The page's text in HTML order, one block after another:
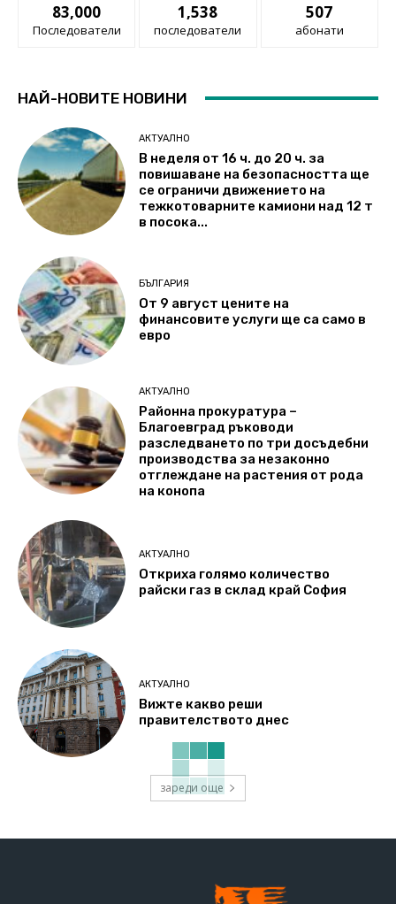
83,000
Последователи
1,538
последователи
507
абонати
НАЙ-НОВИТЕ НОВИНИ
АКТУАЛНО
В неделя от 16 ч. до 20 ч. за
повишаване на безопасността ще
се ограничи движението на
тежкотоварните камиони над 12 т
в посока...
БЪЛГАРИЯ
От 9 август цените на
финансовите услуги ще са само в
евро
АКТУАЛНО
Районна прокуратура –
Благоевград ръководи
разследването по три досъдебни
производства за незаконно
отглеждане на растения от рода
на конопа
АКТУАЛНО
Откриха голямо количество
райски газ в склад край София
АКТУАЛНО
Вижте какво реши
правителството днес
зареди още